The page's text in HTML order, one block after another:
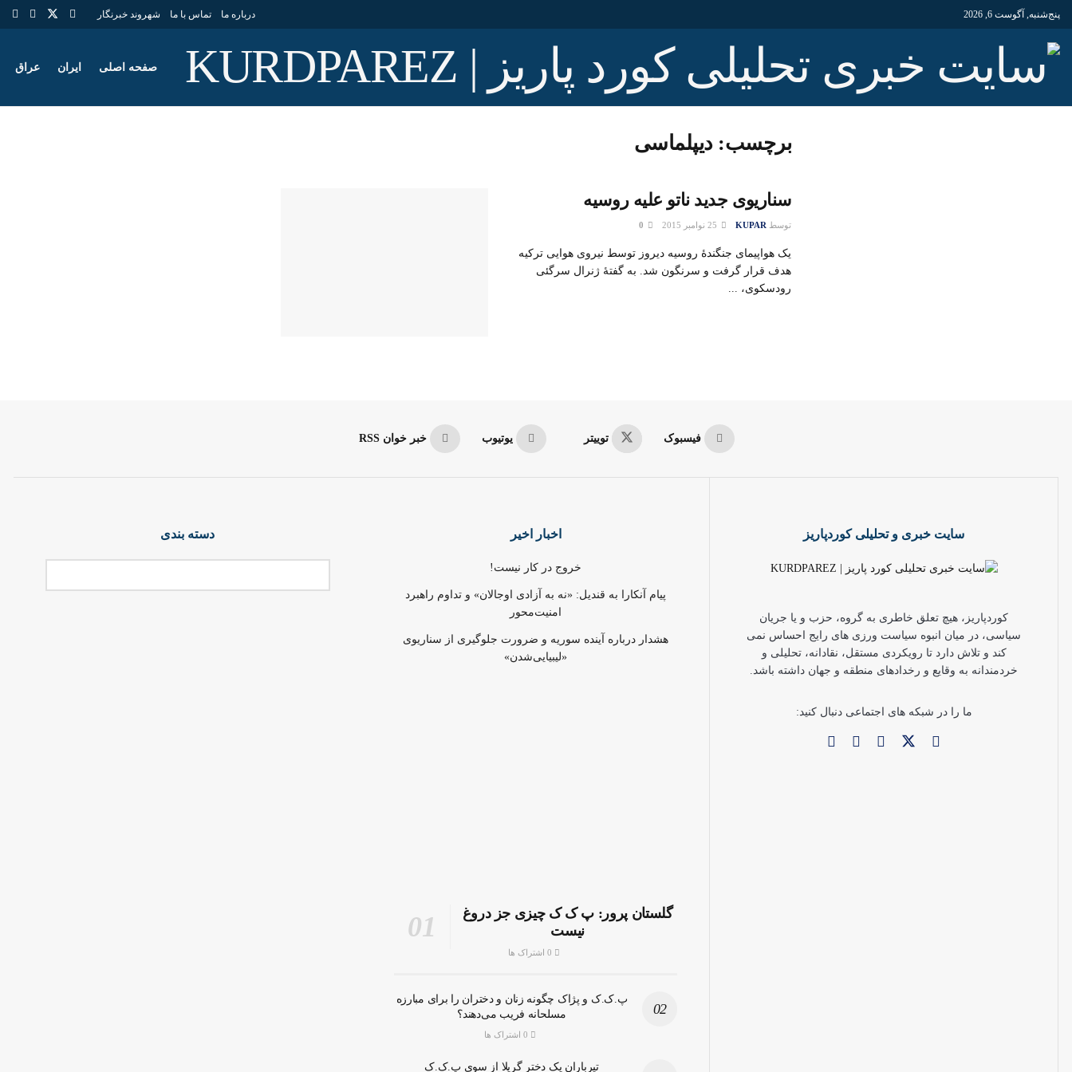
پنج‌شنبه, آگوست 6, 2026 درباره ما تماس با ما شهروند خبرنگار
صفحه اصلی ایران عراق
برچسب:دیپلماسی
سناریوی جدید ناتو علیه روسیه
توسط KUPAR
یک هواپیمای جنگندۀ روسیه دیروز توسط نیروی هوایی ترکیه
هدف قرار گرفت و سرنگون شد. به گفتۀ ژنرال سرگئی
رودسکوی، ...
فیسبوک توییتر یوتیوب خبر خوان RSS
سایت خبری و تحلیلی کوردپاریز
کوردپاریز، هیچ تعلق خاطری به گروه، حزب و یا جریان
سیاسی، در میان انبوه سیاست ورزی های رایج احساس نمی
کند و تلاش دارد تا رویکردی مستقل، نقادانه، تحلیلی و
خردمندانه به وقایع و رخدادهای منطقه و جهان داشته باشد.
ما را در شبکه های اجتماعی دنبال کنید:
اخبار اخیر
خروج در کار نیست!
پیام آنکارا به قندیل: «نه به آزادی اوجالان» و تداوم راهبرد
امنیت‌محور
هشدار درباره آینده سوریه و ضرورت جلوگیری از سناریوی
«لیبیایی‌شدن»
گلستان پرور: پ ک ک چیزی جز دروغ
نیست
پ.ک.ک و پژاک چگونه زنان و دختران را برای مبارزه
مسلحانه فریب می‌دهند؟
تیرباران یک دختر گریلا از سوی پ.ک.ک
دسته بندی